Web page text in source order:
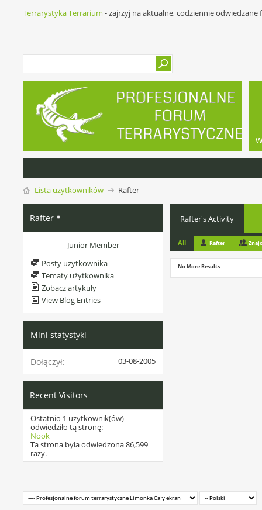
Terrarystyka Terrarium - zajrzyj na aktualne, codziennie
Lista użytkowników Rafter
Rafter
Junior Member
Posty użytkownika
Tematy użytkownika
Zobacz artykuły
View Blog Entries
Mini statystyki
Dołączył 03-08-2005
Recent Visitors
Ostatnio 1 użytkownik(ów)
odwiedziło tą stronę:
Nook
Ta strona była odwiedzona86,599
razy.
Rafter's Activity
All Rafter
No More Results